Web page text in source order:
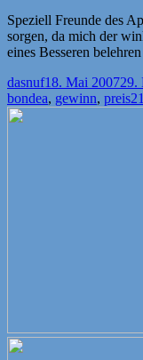
Speziell Freunde des
sorgen, da mich der
eines Besseren
Autor
dasnufVeröffentlicht
am
18. Mai 200729.
bondea, gewinn, preis